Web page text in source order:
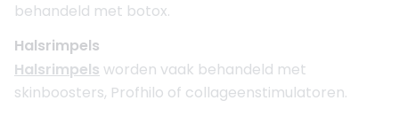
behandeld met botox.
Halsrimpels
Halsrimpels worden vaak behandeld met
skinboosters, Profhilo of collageenstimulatoren.